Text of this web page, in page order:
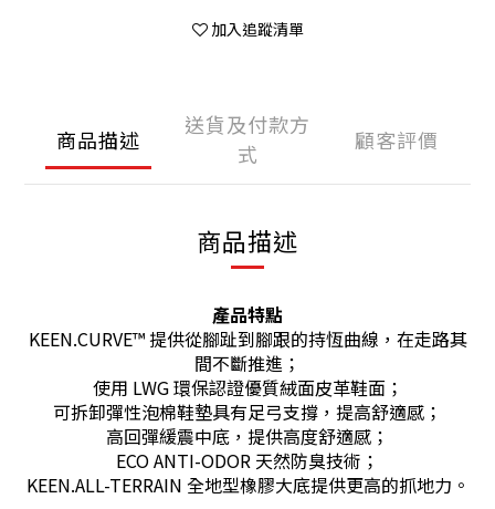
加入追蹤清單
商品描述
送貨及付款方
式
顧客評價
商品描述
產品特點
KEEN.CURVE™ 提供從腳趾到腳跟的持恆曲線，在走路其
間不斷推進；
使用 LWG 環保認證優質絨面皮革鞋面；
可拆卸彈性泡棉鞋墊具有足弓支撐，提高舒適感；
高回彈緩震中底，提供高度舒適感；
ECO ANTI-ODOR 天然防臭技術；
KEEN.ALL-TERRAIN 全地型橡膠大底提供更高的抓地力。